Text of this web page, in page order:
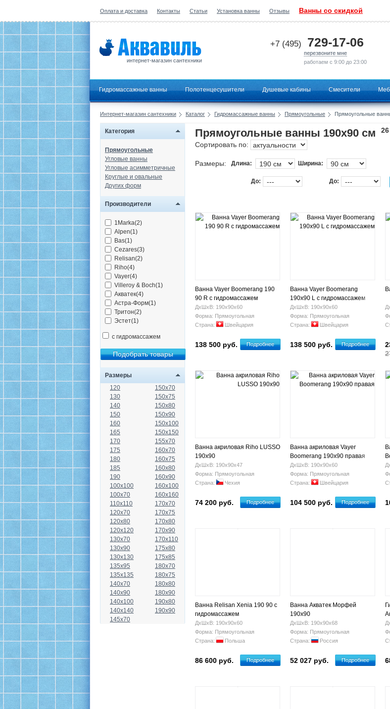
Оплата и доставка Контакты Статьи Установка ванны Отзывы Ванны со скидкой
интернет-магазин сантехники
+7 (495) 729-17-06
перезвоните мне
работаем с 9:00 до 23:00
Гидромассажные ванны Полотенцесушители Душевые кабины Смесители
Интернет-магазин сантехники Каталог Гидромассажные ванны Прямоугольные Прямоугольные
Категория
Прямоугольные
Угловые ванны
Угловые асимметричные
Круглые и овальные
Других форм
Производители
1Marka(2)
Alpen(1)
Bas(1)
Cezares(3)
Relisan(2)
Riho(4)
Vayer(4)
Villeroy & Boch(1)
Акватек(4)
Астра-Форм(1)
Тритон(2)
Эстет(1)
с гидромассажем
Размеры
120
130
140
150
160
165
170
175
180
185
190
100x100
100x70
110x110
120x70
120x80
120x120
130x70
130x90
130x130
135x95
135x135
140x70
140x90
140x100
140x140
145x70
150x70
150x75
150x80
150x90
150x100
150x150
155x70
160x70
160x75
160x80
160x90
160x100
160x160
170x70
170x75
170x80
170x90
170x110
175x80
175x85
180x70
180x75
180x80
180x90
190x80
190x90
Прямоугольные ванны 190х90 см
26
Сортировать по:
Размеры: Длина: Ширина:
До: До:
Ванна Vayer Boomerang 190
90 R с гидромассажем
ДхШхВ: 190х90х60
Форма: Прямоугольная
Страна:
Швейцария
138 500 руб. Подробнее
Ванна Vayer Boomerang
190х90 L с гидромассажем
ДхШхВ: 190х90х60
Форма: Прямоугольная
Страна:
Швейцария
138 500 руб. Подробнее
Ванна акриловая Riho LUSSO
190x90
ДхШхВ: 190х90х47
Форма: Прямоугольная
Страна:
Чехия
74 200 руб. Подробнее
Ванна акриловая Vayer
Boomerang 190x90 правая
ДхШхВ: 190х90х60
Форма: Прямоугольная
Страна:
Швейцария
104 500 руб. Подробнее
Ванна Relisan Xenia 190 90 с
гидромассажем
ДхШхВ: 190х90х60
Форма: Прямоугольная
Страна:
Польша
86 600 руб. Подробнее
Ванна Акватек Морфей
190х90
ДхШхВ: 190х90х68
Форма: Прямоугольная
Страна:
Россия
52 027 руб. Подробнее